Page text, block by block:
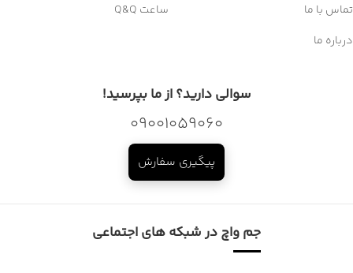
تماس با ما
درباره ما
ساعت Q&Q
سوالی دارید؟ از ما بپرسید!
09001059060
پیگیری سفارش
جم واچ در شبکه های اجتماعی